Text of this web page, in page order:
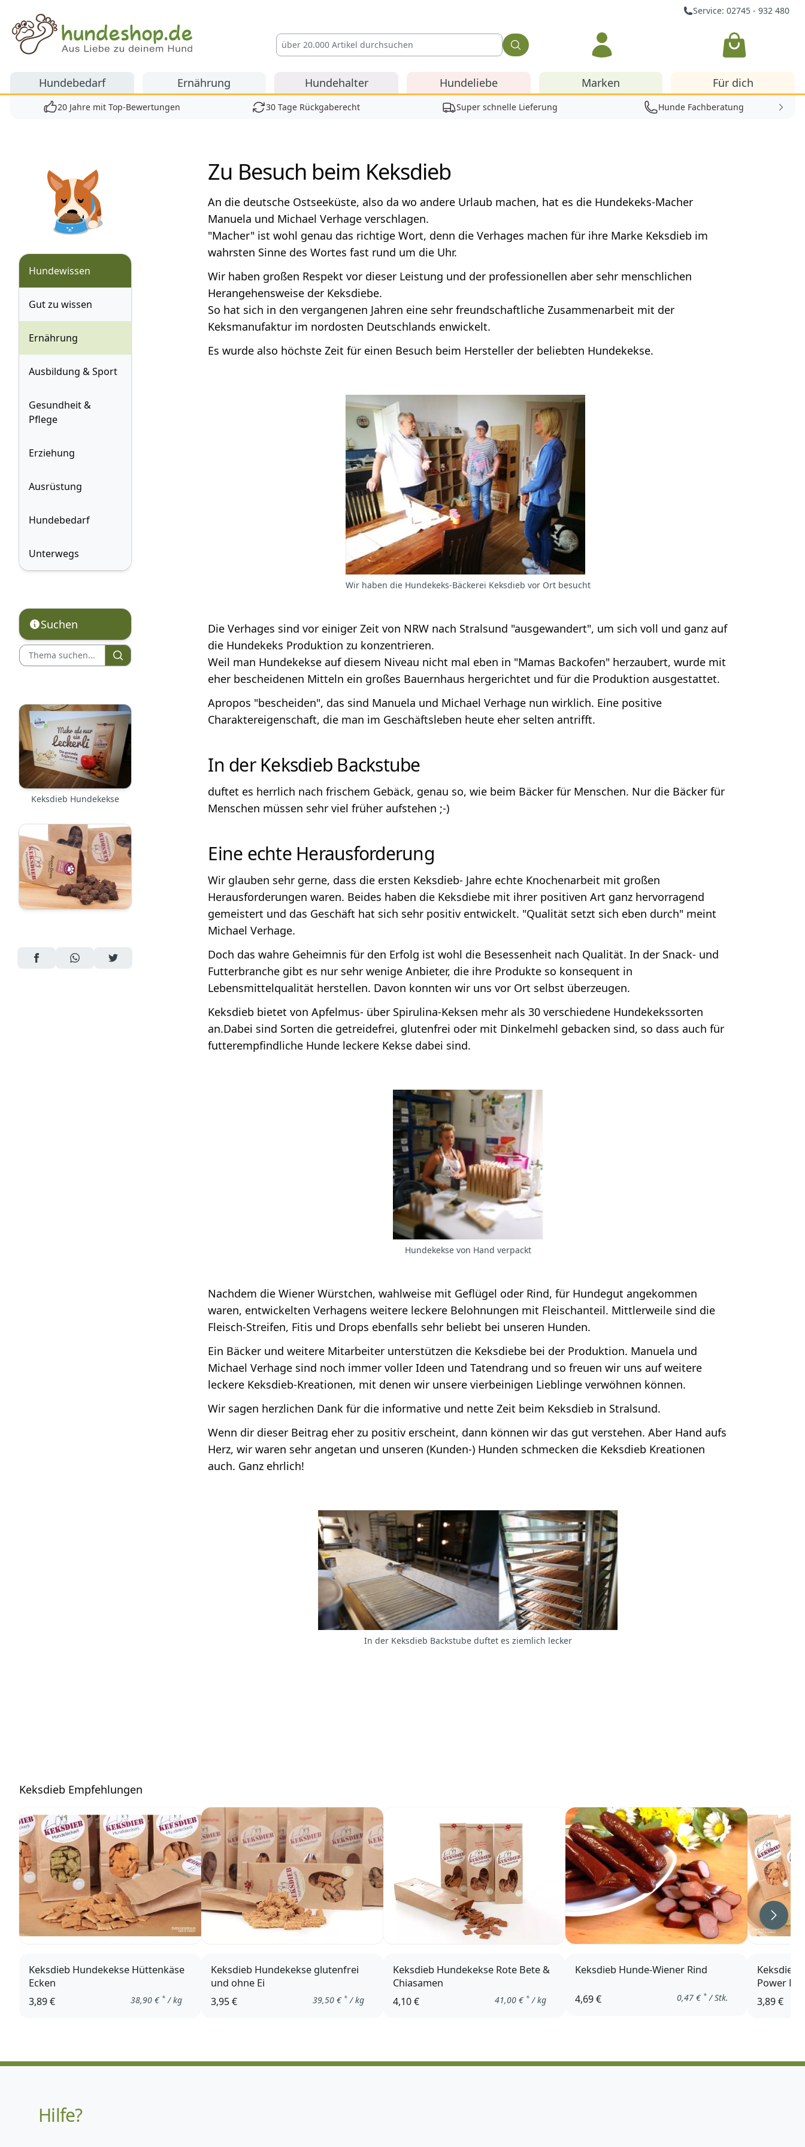
Service: 02745 - 932 480
Hundeshop.de
Warenkorb
Hundebedarf Ernährung Hundehalter Hundeliebe Marken Für dich
20 Jahre mit Top-Bewertungen 30 Tage Rückgaberecht Super schnelle Lieferung Hunde Fachberatung
Hundewissen
Gut zu wissen
Ernährung
Ausbildung & Sport
Gesundheit &
Pflege
Erziehung
Ausrüstung
Hundebedarf
Unterwegs
Suchen
Keksdieb Hundekekse
AUF FACEBOOK TEILEN
ÜBER WHATSAPP TEILEN
AUF TWITTER TEILEN
Zu Besuch beim Keksdieb
An die deutsche Ostseeküste, also da wo andere Urlaub machen, hat es die Hundekeks-Macher
Manuela und Michael Verhage verschlagen.
"Macher" ist wohl genau das richtige Wort, denn die Verhages machen für ihre Marke Keksdieb im
wahrsten Sinne des Wortes fast rund um die Uhr.
Wir haben großen Respekt vor dieser Leistung und der professionellen aber sehr menschlichen
Herangehensweise der Keksdiebe.
So hat sich in den vergangenen Jahren eine sehr freundschaftliche Zusammenarbeit mit der
Keksmanufaktur im nordosten Deutschlands enwickelt.
Es wurde also höchste Zeit für einen Besuch beim Hersteller der beliebten Hundekekse.
Wir haben die Hundekeks-Bäckerei Keksdieb vor Ort besucht
Die Verhages sind vor einiger Zeit von NRW nach Stralsund "ausgewandert", um sich voll und ganz auf
die Hundekeks Produktion zu konzentrieren.
Weil man Hundekekse auf diesem Niveau nicht mal eben in "Mamas Backofen" herzaubert, wurde mit
eher bescheidenen Mitteln ein großes Bauernhaus hergerichtet und für die Produktion ausgestattet.
Apropos "bescheiden", das sind Manuela und Michael Verhage nun wirklich. Eine positive
Charaktereigenschaft, die man im Geschäftsleben heute eher selten antrifft.
In der Keksdieb Backstube
duftet es herrlich nach frischem Gebäck, genau so, wie beim Bäcker für Menschen. Nur die Bäcker für
Menschen müssen sehr viel früher aufstehen ;-)
Eine echte Herausforderung
Wir glauben sehr gerne, dass die ersten Keksdieb- Jahre echte Knochenarbeit mit großen
Herausforderungen waren. Beides haben die Keksdiebe mit ihrer positiven Art ganz hervorragend
gemeistert und das Geschäft hat sich sehr positiv entwickelt. "Qualität setzt sich eben durch" meint
Michael Verhage.
Doch das wahre Geheimnis für den Erfolg ist wohl die Besessenheit nach Qualität. In der Snack- und
Futterbranche gibt es nur sehr wenige Anbieter, die ihre Produkte so konsequent in
Lebensmittelqualität herstellen. Davon konnten wir uns vor Ort selbst überzeugen.
Keksdieb bietet von Apfelmus- über Spirulina-Keksen mehr als 30 verschiedene Hundekekssorten
an.Dabei sind Sorten die getreidefrei, glutenfrei oder mit Dinkelmehl gebacken sind, so dass auch für
futterempfindliche Hunde leckere Kekse dabei sind.
Hundekekse von Hand verpackt
Nachdem die Wiener Würstchen, wahlweise mit Geflügel oder Rind, für Hundegut angekommen
waren, entwickelten Verhagens weitere leckere Belohnungen mit Fleischanteil. Mittlerweile sind die
Fleisch-Streifen, Fitis und Drops ebenfalls sehr beliebt bei unseren Hunden.
Ein Bäcker und weitere Mitarbeiter unterstützen die Keksdiebe bei der Produktion. Manuela und
Michael Verhage sind noch immer voller Ideen und Tatendrang und so freuen wir uns auf weitere
leckere Keksdieb-Kreationen, mit denen wir unsere vierbeinigen Lieblinge verwöhnen können.
Wir sagen herzlichen Dank für die informative und nette Zeit beim Keksdieb in Stralsund.
Wenn dir dieser Beitrag eher zu positiv erscheint, dann können wir das gut verstehen. Aber Hand aufs
Herz, wir waren sehr angetan und unseren (Kunden-) Hunden schmecken die Keksdieb Kreationen
auch. Ganz ehrlich!
In der Keksdieb Backstube duftet es ziemlich lecker
Keksdieb Empfehlungen
Keksdieb Hundekekse Hüttenkäse
Ecken
3,89 €
38,90 € * / kg
Keksdieb Hundekekse glutenfrei
und ohne Ei
3,95 €
39,50 € * / kg
Keksdieb Hundekekse Rote Bete &
Chiasamen
4,10 €
41,00 € * / kg
Keksdieb Hunde-Wiener Rind
4,69 € 0,47 € * / Stk.
Keksdieb
Power
3,89 €
Weiter
Hilfe?